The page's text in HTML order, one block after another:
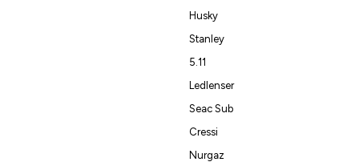
Husky
Stanley
5.11
Ledlenser
Seac Sub
Cressi
Nurgaz